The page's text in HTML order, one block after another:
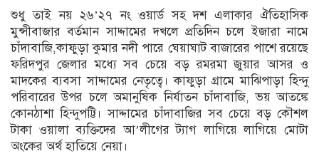
শুধু তাই নয় ২৬’২৭ নং ওয়ার্ড সহ দশ এলাকার ঐতিহাসিক
মুন্সীবাজার বর্তমান সাদ্দামের দখলে প্রতিদিন চলে ইজারা নামে
চাঁদাবাজি,কাফুড়া কুমার নদী পারে ঘেয়াঘাট বাজারের পাশে রয়েছে
ফরিদপুর জেলার মধ্যে সব চেয়ে বড় রমরমা জুয়ার আসর ও
মাদকের ব্যবসা সাদ্দামের নেতৃত্বে। কাফুড়া গ্রামে মাঝিপাড়া হিন্দু
পরিবারের উপর চলে অমানুষিক নির্যাতন চাঁদাবাজি, ভয় আতঙ্কে
কোনঠাশা হিন্দুপট্টি। সাদ্দামের চাঁদাবাজির সব চেয়ে বড় কৌশল
টাকা ওয়ালা ব্যক্তিদের আ’লীগের ট্যাগ লাগিয়ে লাগিয়ে মোটা
অংকের অর্থ হাতিয়ে নেয়া।